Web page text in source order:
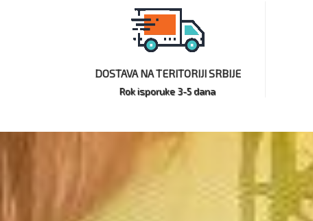
DOSTAVA NA TERITORIJI SRBIJE
Rok isporuke 3-5 dana